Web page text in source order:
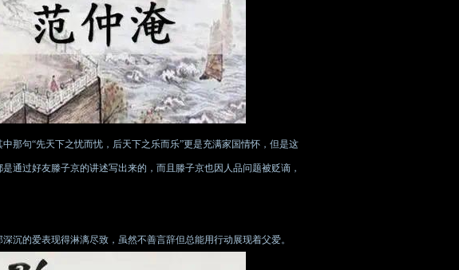
那句“先天下之忧而忧，后天下之乐而乐”更是充满家国情怀，但是这
通过好友滕子京的讲述写出来的，而且滕子京也因人品问题被贬谪，
沉的爱表现得淋漓尽致，虽然不善言辞但总能用行动展现着父爱。